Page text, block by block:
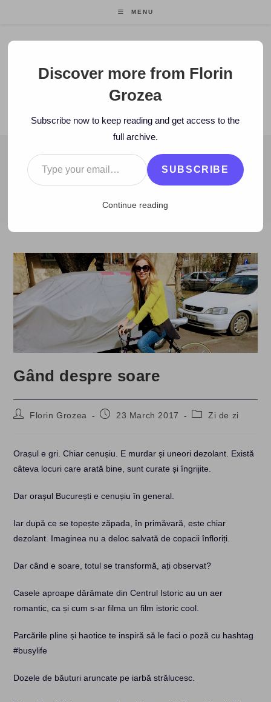
MENU
Florin Grozea
ENTREPRENEUR. FOUNDER/CEO MOCAPP.
BLOG
2017 > March > 23 > Zi de zi Gând despre soare
Gând despre soare
PostFlorin Grozea
Post23 March 2017
PostZi de zi
Orașul e gri. Chiar cenușiu. E murdar și uneori dezolant. Există
câteva locuri care arată bine, sunt curate și îngrijite.
Dar orașul București e cenușiu în general.
Iar după ce se topește zăpada, în primăvară, este chiar
dezolant. Imaginea nu a deloc salvată de copacii înfloriți.
Dar când e soare, totul se transformă, ați observat?
Casele aproape dărâmate din Centrul Istoric au un aer
romantic, ca și cum s-ar filma un film istoric cool.
Parcările pline și haotice te inspiră să le faci o poză cu hashtag
#busylife
Dozele de băuturi aruncate pe iarbă strălucesc.
Discover more from Florin
Grozea
Subscribe now to keep reading and get access to the
full archive.
Type your email…
SUBSCRIBE
Continue reading